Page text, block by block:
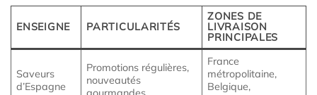
ENSEIGNE PARTICULARITÉS
ZONES DE
LIVRAISON
PRINCIPALES
Saveurs
d’Espagne
Promotions régulières,
nouveautés
France
métropolitaine,
Belgique,